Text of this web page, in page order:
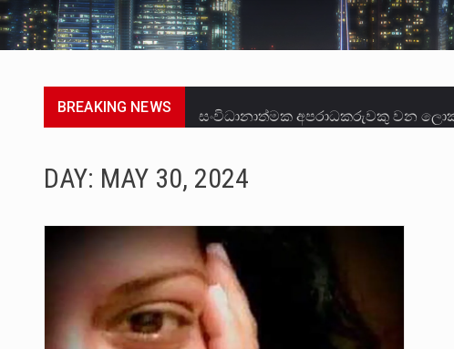
BREAKING NEWS සංවිධානාත්මක අපරාධකරුවකු වන
බන්ධනාගාර රැදවියන් 1,021 දෙනෙකු
මහර බන්ධනාගාරයේ අද ඇතිවූ
අගෝස්තු මස දෙවන ඉරිදා ලිට් රූම් සූම්
ලාල් කාන්ත ඇමතිවරයා අධිකරණ
DAY: MAY 30, 2024